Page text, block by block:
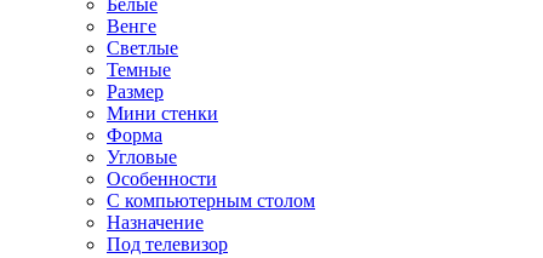
Белые
Венге
Светлые
Темные
Размер
Мини стенки
Форма
Угловые
Особенности
С компьютерным столом
Назначение
Под телевизор